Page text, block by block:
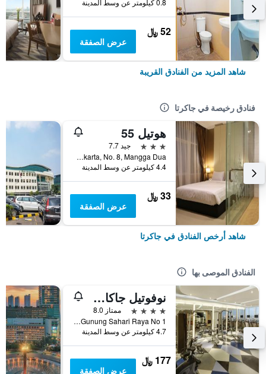
0.8 كيلومتر عن وسط المدينة
52 ﷼
عرض الصفقة
شاهد المزيد من الفنادق القريبة
فنادق رخيصة في جاكرتا
هوتيل 55
3 نجوم
جيد 7.7
Jl. Pangeran Jayakarta, No. 8, Mangga Dua, جاكرتا, إندونيسيا
4.4 كيلومتر عن وسط المدينة
33 ﷼
عرض الصفقة
شاهد أرخص الفنادق في جاكرتا
الفنادق الموصى بها
نوفوتيل جاكارتا مانغا دوا سكوير
4 نجوم
ممتاز 8.0
Jalan Gunung Sahari Raya No 1, جاكرتا, إندونيسيا
4.7 كيلومتر عن وسط المدينة
177 ﷼
عرض الصفقة